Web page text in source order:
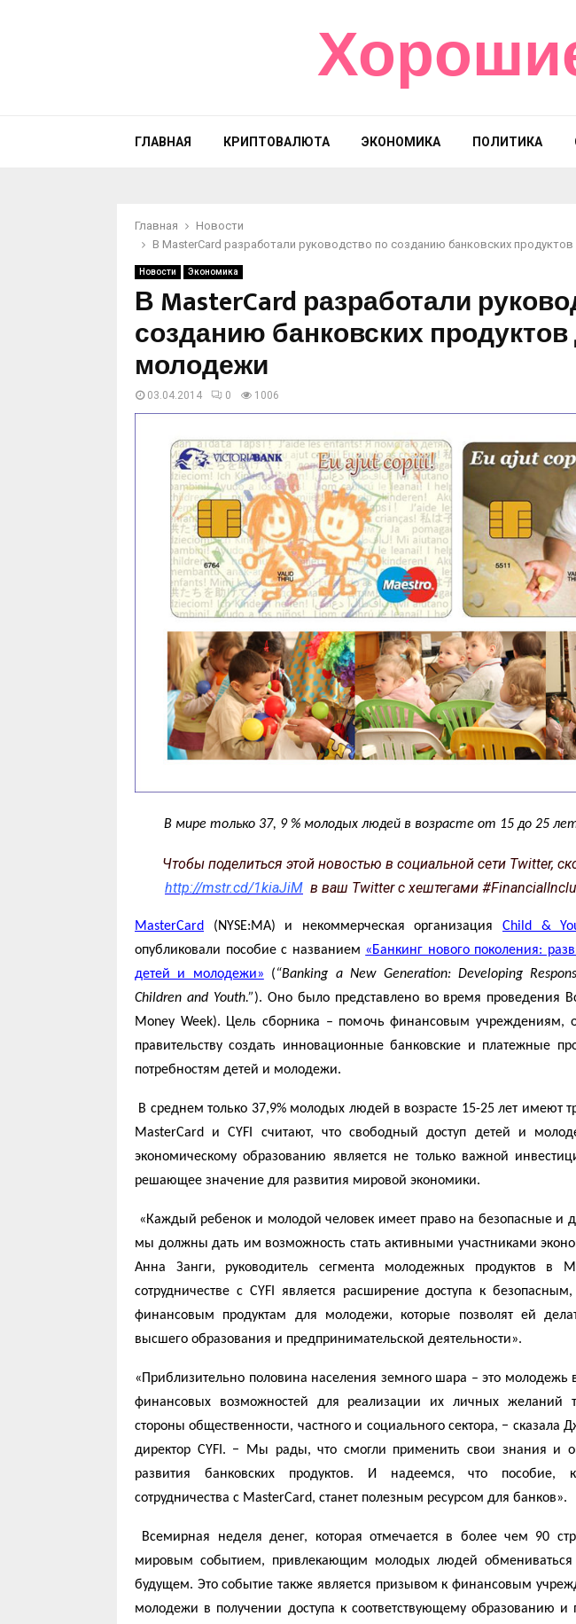
ГЛАВНАЯ КРИПТОВАЛЮТА ЭКОНОМИКА ПОЛИТИКА
Главная
Новости
В MasterCard разработали руководство по созданию банковских
Новости Экономика
В MasterCard разработали
созданию банковских
молодежи
03.04.2014 0 1006
В мире только 37, 9 % молодых людей в возрасте от 15 до 25
Чтобы поделиться этой новостью в социальной сети Twitter,
http://mstr.cd/1kiaJiM в ваш Twitter с хештегами
MasterCard (NYSE:MA) и некоммерческая организация Child &
опубликовали пособие с названием «Банкинг нового поколения:
детей и молодежи» (“Banking a New Generation: Developing
Children and Youth.”). Оно было представлено во время проведения
Money Week). Цель сборника – помочь финансовым учреждениям,
правительству создать инновационные банковские и платежные
потребностям детей и молодежи.
В среднем только 37,9% молодых людей в возрасте 15-25 лет имеют
MasterCard иCYFI считают, что свободный доступ детей и
экономическому образованию является не только важной
решающее значение для развития мировой экономики.
«Каждый ребенок и молодой человек имеет право на безопасные и
мы должны дать им возможность стать активными участниками
Анна Занги, руководитель сегмента молодежных продуктов
сотрудничестве с CYFI является расширение доступа к
финансовым продуктам для молодежи, которые позволят ей
высшего образования и предпринимательской деятельности».
«Приблизительно половина населения земного шара – это молодежь
финансовых возможностей для реализации их личных желаний
стороны общественности, частного и социального сектора, −
директор CYFI. − Мы рады, что смогли применить свои знания и
развития банковских продуктов. И надеемся, что пособие,
сотрудничества с MasterCard, станет полезным ресурсом для банков».
Всемирная неделя денег, которая отмечается в более чем 90
мировым событием, привлекающим молодых людей
будущем. Это событие также является призывом к финансовым
молодежи в получении доступа к соответствующему образованию и